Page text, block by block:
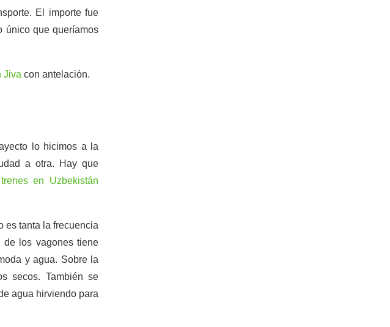
El importe fue
único que queríamos
Jiva con antelación.
lo hicimos a la
a otra. Hay que
trenes en Uzbekistán
es tanta la frecuencia
los vagones tiene
y agua. Sobre la
secos. También se
agua hirviendo para